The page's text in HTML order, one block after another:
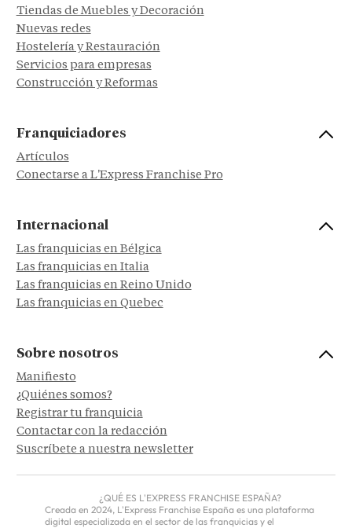
Tiendas de Muebles y Decoración
Nuevas redes
Hostelería y Restauración
Servicios para empresas
Construcción y Reformas
Franquiciadores
Artículos
Conectarse a L'Express Franchise Pro
Internacional
Las franquicias en Bélgica
Las franquicias en Italia
Las franquicias en Reino Unido
Las franquicias en Quebec
Sobre nosotros
Manifiesto
¿Quiénes somos?
Registrar tu franquicia
Contactar con la redacción
Suscríbete a nuestra newsletter
¿QUÉ ES L'EXPRESS FRANCHISE ESPAÑA?
Creada en 2024, L'Express Franchise España es una plataforma
digital especializada en el sector de las franquicias y el